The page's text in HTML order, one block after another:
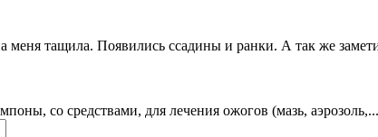
меня тащила. Появились ссадины и ранки. А так же
со средствами, для лечения ожогов (мазь,